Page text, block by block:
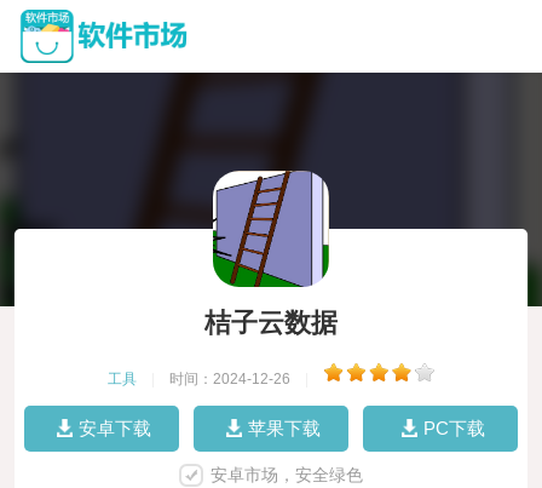
桔子云数据
工具 时间：2024-12-26
安卓下载 苹果下载 PC下载
安卓市场，安全绿色